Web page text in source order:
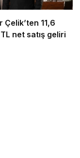
Çelik’ten 11,6
net satış geliri